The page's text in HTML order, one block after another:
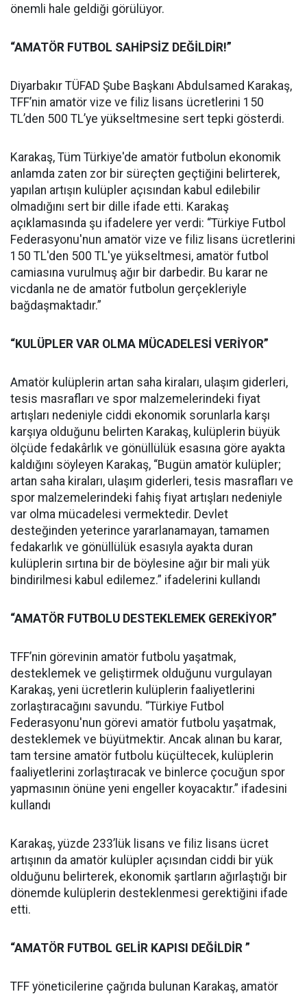
önemli hale geldiği görülüyor.
“AMATÖR FUTBOL SAHİPSİZ DEĞİLDİR!”
Diyarbakır TÜFAD Şube Başkanı Abdulsamed Karakaş,
TFF’nin amatör vize ve filiz lisans ücretlerini 150
TL’den 500 TL’ye yükseltmesine sert tepki gösterdi.
Karakaş, Tüm Türkiye'de amatör futbolun ekonomik
anlamda zaten zor bir süreçten geçtiğini belirterek,
yapılan artışın kulüpler açısından kabul edilebilir
olmadığını sert bir dille ifade etti. Karakaş
açıklamasında şu ifadelere yer verdi: “Türkiye Futbol
Federasyonu'nun amatör vize ve filiz lisans ücretlerini
150 TL'den 500 TL'ye yükseltmesi, amatör futbol
camiasına vurulmuş ağır bir darbedir. Bu karar ne
vicdanla ne de amatör futbolun gerçekleriyle
bağdaşmaktadır.”
“KULÜPLER VAR OLMA MÜCADELESİ VERİYOR”
Amatör kulüplerin artan saha kiraları, ulaşım giderleri,
tesis masrafları ve spor malzemelerindeki fiyat
artışları nedeniyle ciddi ekonomik sorunlarla karşı
karşıya olduğunu belirten Karakaş, kulüplerin büyük
ölçüde fedakârlık ve gönüllülük esasına göre ayakta
kaldığını söyleyen Karakaş, “Bugün amatör kulüpler;
artan saha kiraları, ulaşım giderleri, tesis masrafları ve
spor malzemelerindeki fahiş fiyat artışları nedeniyle
var olma mücadelesi vermektedir. Devlet
desteğinden yeterince yararlanamayan, tamamen
fedakarlık ve gönüllülük esasıyla ayakta duran
kulüplerin sırtına bir de böylesine ağır bir mali yük
bindirilmesi kabul edilemez.” ifadelerini kullandı
“AMATÖR FUTBOLU DESTEKLEMEK GEREKİYOR”
TFF’nin görevinin amatör futbolu yaşatmak,
desteklemek ve geliştirmek olduğunu vurgulayan
Karakaş, yeni ücretlerin kulüplerin faaliyetlerini
zorlaştıracağını savundu. “Türkiye Futbol
Federasyonu'nun görevi amatör futbolu yaşatmak,
desteklemek ve büyütmektir. Ancak alınan bu karar,
tam tersine amatör futbolu küçültecek, kulüplerin
faaliyetlerini zorlaştıracak ve binlerce çocuğun spor
yapmasının önüne yeni engeller koyacaktır.” ifadesini
kullandı
Karakaş, yüzde 233’lük lisans ve filiz lisans ücret
artışının da amatör kulüpler açısından ciddi bir yük
olduğunu belirterek, ekonomik şartların ağırlaştığı bir
dönemde kulüplerin desteklenmesi gerektiğini ifade
etti.
“AMATÖR FUTBOL GELİR KAPISI DEĞİLDİR ”
TFF yöneticilerine çağrıda bulunan Karakaş, amatör